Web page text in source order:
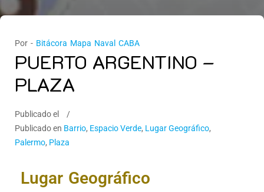
Por - Bitácora Mapa Naval CABA
PUERTO ARGENTINO –
PLAZA
Publicado el
Publicado en Barrio, Espacio Verde, Lugar Geográfico,
Palermo, Plaza
Lugar Geográfico